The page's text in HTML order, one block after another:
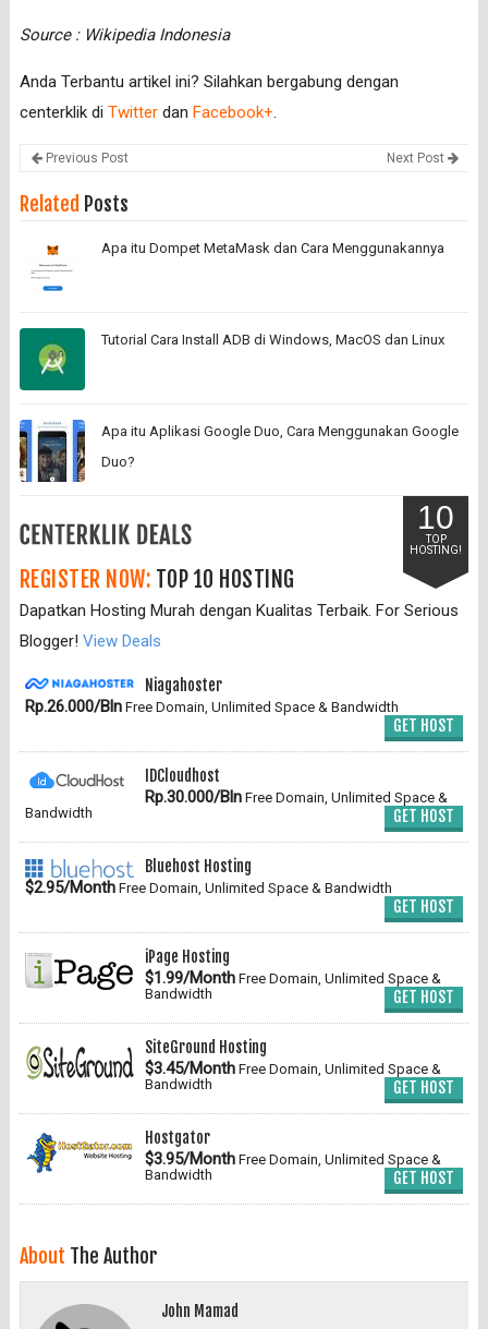
Source : Wikipedia Indonesia
Anda Terbantu artikel ini? Silahkan bergabung dengan
centerklik di Twitterdan Facebook+.
Previous Post Next Post
Related Posts
Apa itu Dompet MetaMask dan Cara Menggunakannya
Tutorial Cara Install ADB di Windows, MacOS dan Linux
Apa itu Aplikasi Google Duo, Cara Menggunakan Google
Duo?
10
TOP
HOSTING!
REGISTER NOW: TOP 10 HOSTING
Dapatkan Hosting Murah dengan Kualitas Terbaik. For Serious
Blogger! View Deals
Niagahoster
Rp.26.000/BlnFree Domain, Unlimited Space & Bandwidth
GET HOST
IDCloudhost
Rp.30.000/BlnFree Domain, Unlimited Space &
Bandwidth
GET HOST
Bluehost Hosting
$2.95/MonthFree Domain, Unlimited Space & Bandwidth
GET HOST
iPage Hosting
$1.99/MonthFree Domain, Unlimited Space &
Bandwidth
GET HOST
SiteGround Hosting
$3.45/MonthFree Domain, Unlimited Space &
Bandwidth
GET HOST
Hostgator
$3.95/MonthFree Domain, Unlimited Space &
Bandwidth
GET HOST
About The Author
John Mamad